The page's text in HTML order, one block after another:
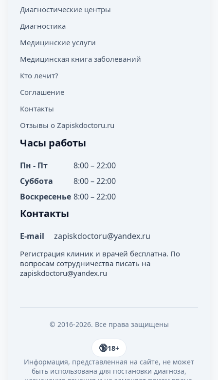
Диагностические центры
Диагностика
Медицинские услуги
Медицинская книга заболеваний
Кто лечит?
Соглашение
Контакты
Отзывы о Zapiskdoctoru.ru
Часы работы
Пн - Пт
8:00 – 22:00
Суббота
8:00 – 22:00
Воскресенье 8:00 – 22:00
Контакты
E-mail zapiskdoctoru@yandex.ru
Регистрация клиник и врачей бесплатна. По
вопросам сотрудничества писать на
zapiskdoctoru@yandex.ru
© 2016-2026. Все права защищены
18+
Информация, представленная на сайте, не может
быть использована для постановки диагноза,